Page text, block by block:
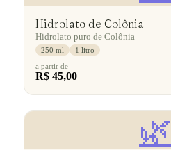
Hidrolato de Colônia
Hidrolato puro de Colônia
250 ml
1 litro
a partir de
R$ 45,00
🌿